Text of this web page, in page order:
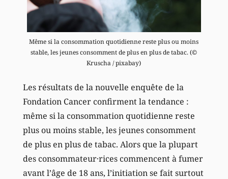
Même si la consommation quotidienne reste plus ou moins
stable, les jeunes consomment de plus en plus de tabac. (©
Kruscha / pixabay)
Les résultats de la nouvelle enquête de la
Fondation Cancer confirment la tendance :
même si la consommation quotidienne reste
plus ou moins stable, les jeunes consomment
de plus en plus de tabac. Alors que la plupart
des consommateur·rices commencent à fumer
avant l’âge de 18 ans, l’initiation se fait surtout